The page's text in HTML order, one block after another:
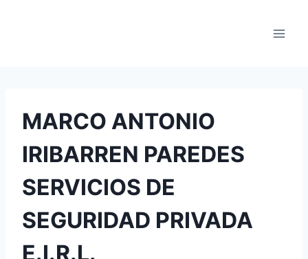
MARCO ANTONIO
IRIBARREN PAREDES
SERVICIOS DE
SEGURIDAD PRIVADA
E.I.R.L.